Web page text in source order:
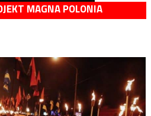
MAGNA POLONIA